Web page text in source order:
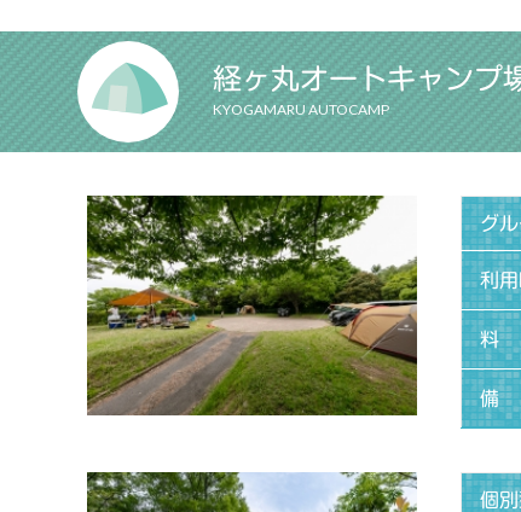
経ヶ丸オートキャンプ
KYOGAMARU AUTOCAMP
グ
利
料
備
個